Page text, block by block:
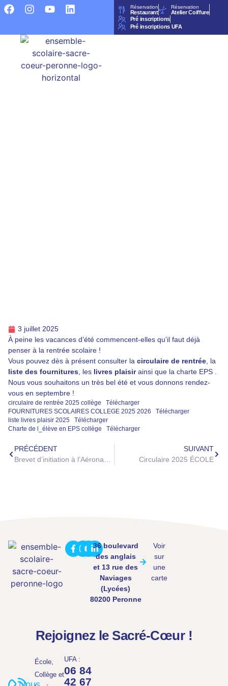
Réservation
Restaurant
Réservation
Atelier Coiffure
Pré inscriptions
Pré inscriptions UFA
3 juillet 2025
À peine les vacances d’été commencent-elles qu’il faut déjà
penser à la rentrée scolaire !
Vous pouvez dès à présent consulter la circulaire de rentrée , la
liste des fournitures , les livres plaisirainsi que la charte EPS .
Nous vous souhaitons un très bel été et vous donnons rendez-
vous en septembre !
circulaire de rentrée 2025 collège
Télécharger
FOURNITURES SCOLAIRES COLLEGE 2025 2026
Télécharger
liste livres plaisir 2025
Télécharger
Charte de l_élève en EPS collège
Télécharger
PRÉCÉDENT
SUIVANT
Circulaire 2025 ÉCOLE
36 boulevard
des anglais
et 13 rue des
Naviages
(Lycées)
80200 Peronne
Voir
sur
une
carte
Rejoignez le Sacré-Cœur !
École,
Collège et
UFA :
06 84
42 67